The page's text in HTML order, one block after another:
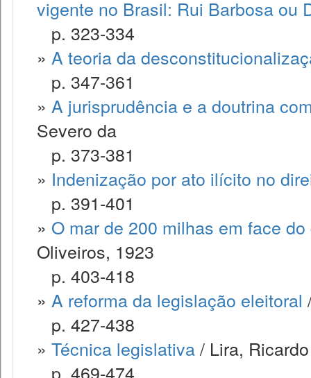
vigente no Brasil: Rui Barbosa ou
p. 323-334
» A teoria da
p. 347-361
» A jurisprudência e a doutrina
Severo da
p. 373-381
» Indenização por ato ilícito no
p. 391-401
» O mar de 200 milhas em face
Oliveiros, 1923
p. 403-418
» A reforma da legislação eleitoral
p. 427-438
» Técnica legislativa/ Lira,
p. 469-474